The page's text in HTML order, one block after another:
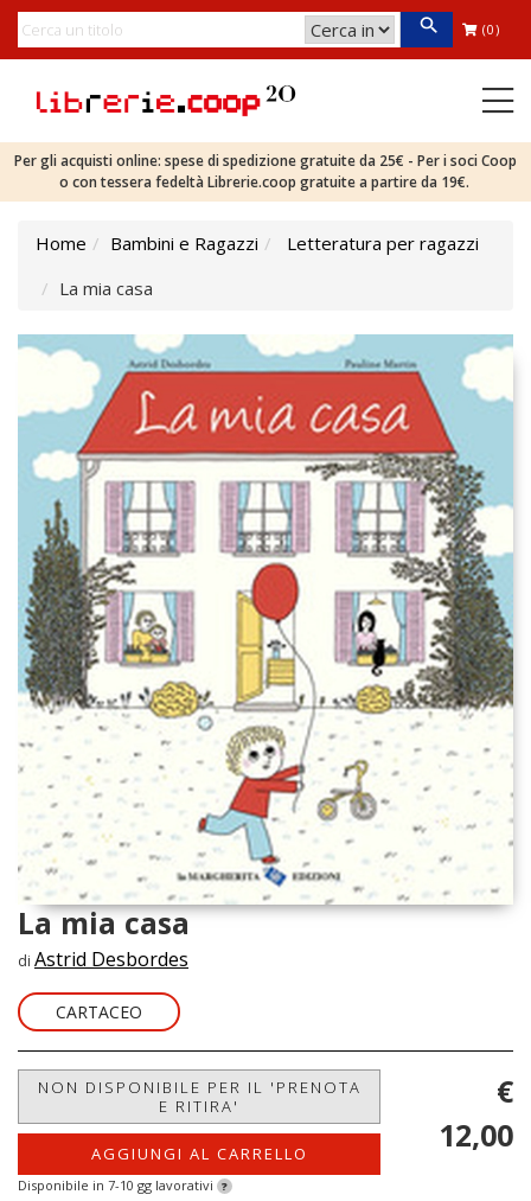
(0)
Per gli acquisti online: spese di spedizione gratuite da 25€ - Per i soci Coop
o con tessera fedeltà Librerie.coop gratuite a partire da 19€.
Home Bambini e Ragazzi
Letteratura per ragazzi
La mia casa
La mia casa
di Astrid Desbordes
CARTACEO
NON DISPONIBILE PER IL 'PRENOTA
E RITIRA'
AGGIUNGI AL CARRELLO
Disponibile in 7-10 gg lavorativi ?
€
12,00